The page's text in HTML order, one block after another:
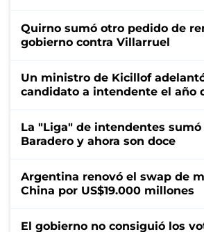
Quirno sumó otro pedido de
gobierno contra Villarruel
Un ministro de Kicillof
candidato a intendente el año
La "Liga" de intendentes
Baradero y ahora son doce
Argentina renovó el swap de
China por US$19.000 millones
El gobierno no consiguió los